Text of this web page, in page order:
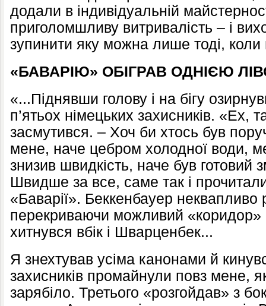
додали в індивідуальній
приголомшливу витривалість – і
зупинити яку можна лише тоді,
«БАВАРІЮ» ОБІГРАВ ОДНІЄЮ
«...Піднявши голову і на бігу
п’ятьох німецьких захисників. «Ех,
засмутився. – Хоч би хтось був
мене, наче цебром холодної води,
знизив швидкість, наче був готовий
Швидше за все, саме так і
«Баварії». Беккенбауер неквапливо
перекриваючи можливий «коридор»
хитнувся вбік і Шварценбек...
Я знехтував усіма канонами й
захисників промайнули повз мене,
зарябіло. Третього «розгойдав» з